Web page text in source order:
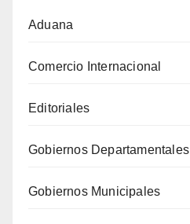
Aduana
Comercio Internacional
Editoriales
Gobiernos Departamentales
Gobiernos Municipales